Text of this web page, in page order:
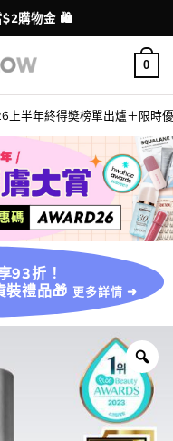
配送港澳
、信用卡付款
0
上半年終得奬榜單出爐＋限時
93折！
禮品🎁 更多詳情 ➜